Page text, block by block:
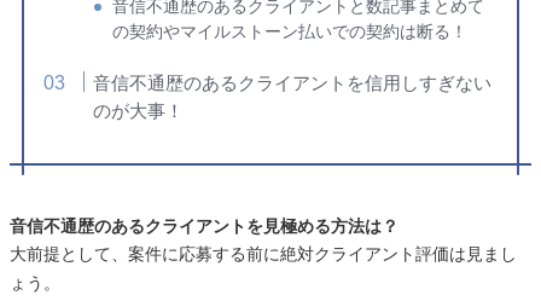
音信不通歴のあるクライアントと数記事まとめて
の契約やマイルストーン払いでの契約は断る！
音信不通歴のあるクライアントを信用しすぎない
のが大事！
音信不通歴のあるクライアントを見極める方法は？
大前提として、案件に応募する前に絶対クライアント評価は見まし
ょう。